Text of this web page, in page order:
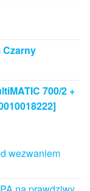
Czarny
700/2 +
wezwaniem